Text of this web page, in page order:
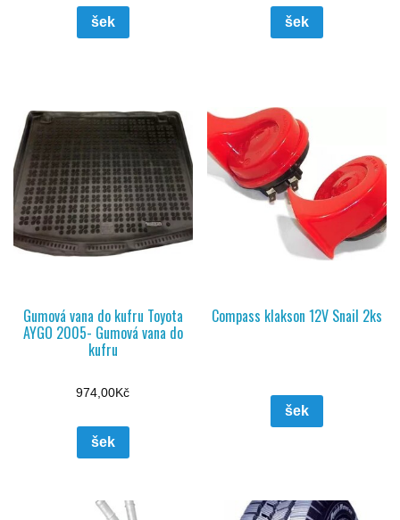
šek šek
Gumová vana do kufru Toyota
AYGO 2005- Gumová vana do
kufru
974,00Kč
šek
Compass klakson 12V Snail 2ks
šek